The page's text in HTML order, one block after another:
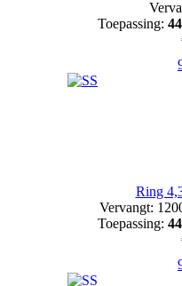
Toepassing:
Ring
Vervangt:
Toepassing: